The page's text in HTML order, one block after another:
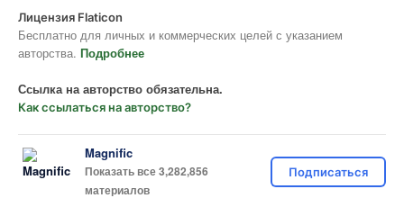
Лицензия Flaticon
Бесплатно для личных и коммерческих целей с указанием
авторства. Подробнее
Ссылка на авторство обязательна.
Как ссылаться на авторство?
Magnific
Показать все 3,282,856
материалов
Подписаться